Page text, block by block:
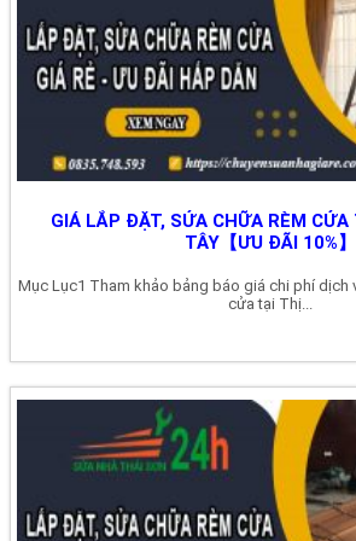
GIÁ LẮP ĐẶT, SỬA CHỮA RÈM
TÂY【ƯU ĐÃI 10%】
Mục Lục1 Tham khảo bảng báo giá chi phí dịch
cửa tại Thị...